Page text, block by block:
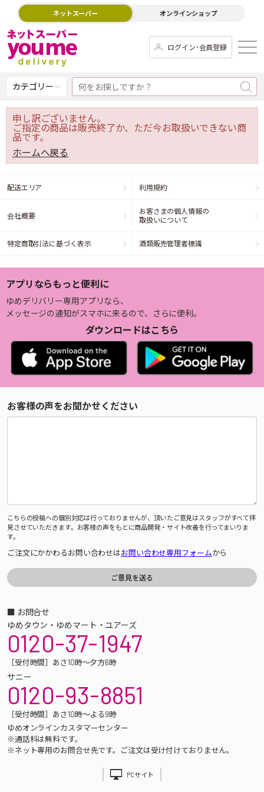
ネットスーパー オンラインショップ
ログイン･会員登録
カテゴリー
申し訳ございません。
ご指定の商品は販売終了か、ただ今お取扱いできない商
品です。
ホームへ戻る
配送エリア 利用規約
会社概要
お客さまの個人情報の
取扱いについて
特定商取引法に基づく表示 酒類販売管理者標識
アプリならもっと便利に
ゆめデリバリー専用アプリなら、
メッセージの通知がスマホに来るので、さらに便利。
ダウンロードはこちら
お客様の声をお聞かせください
こちらの投稿への個別対応は行っておりませんが、頂いたご意見はスタッフがすべて拝
見させていただきます。お客様の声をもとに商品開発・サイト改善を行ってまいりま
す。
ご注文にかかわるお問い合わせはお問い合わせ専用フォームから
■ お問合せ
ゆめタウン・ゆめマート・ユアーズ
0120-37-1947
［受付時間］あさ10時～夕方6時
サニー
0120-93-8851
［受付時間］あさ10時～よる9時
ゆめオンラインカスタマーセンター
※通話料は無料です。
※ネット専用のお問合せ先です。ご注文は受け付けておりません。
PCサイト